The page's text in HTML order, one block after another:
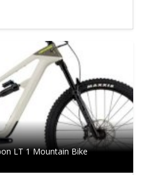
LT 1 Mountain Bike